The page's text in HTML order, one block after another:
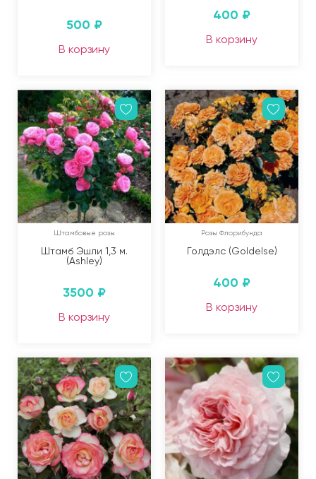
500 ₽
В корзину
400 ₽
В корзину
Штамбовые розы
Штамб Эшли 1,3 м.
(Ashley)
3500 ₽
В корзину
Розы Флорибунда
Голдэлс (Goldelse)
400 ₽
В корзину